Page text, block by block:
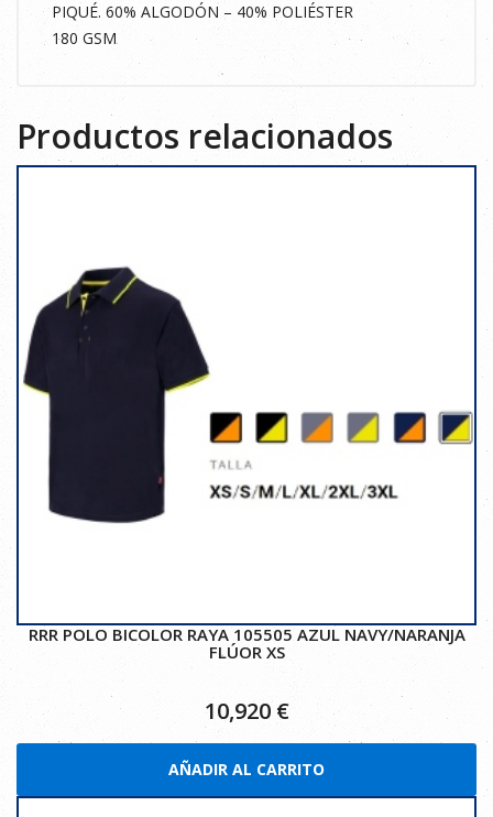
PIQUÉ. 60% ALGODÓN – 40% POLIÉSTER
180 GSM
Productos relacionados
RRR POLO BICOLOR RAYA 105505 AZUL NAVY/NARANJA
FLÚOR XS
10,920€
AÑADIR AL CARRITO